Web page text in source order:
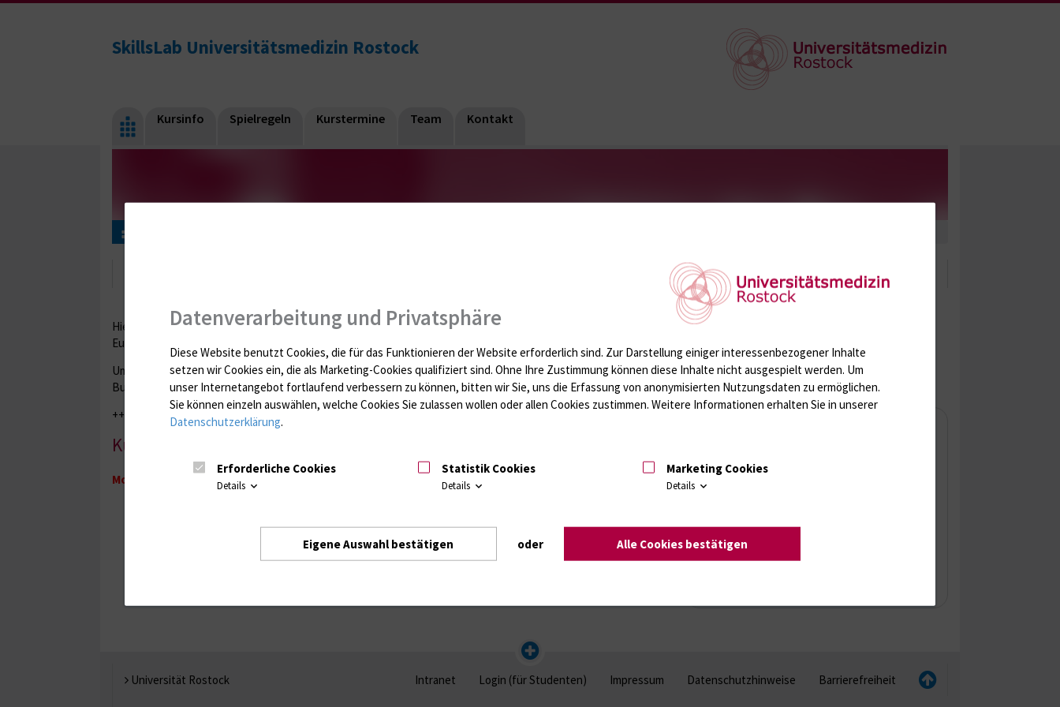
SkillsLab Universitätsmedizin Rostock
Kursinfo Spielregeln Kurstermine Team Kontakt
Hier findet Ihr eine Übersicht unserer aktuellen Kurstermine nach Kursen sortiert. Unter
Euch zu den Inhalten belesen.
Um Euch Euren Kursplatz zu sichern, klickt direkt aufKurstermineoben im Auswahlmenü und nutzt unser
Buchungssystem.
+++ Die Einschreibung erfolgt ab dem
.04.2026 um 18 Uhr für Kursplätze im Sommersemester 2026
Kursliste
Momentan konnten leider keine Veranstaltungen gefunden werden.
Geben Sie Ihren Benutzernamen und Ihr Passwort
ein, um sich an der Website anzumelden
Anmelden
Universität Rostock Intranet Login (für Studenten) Impressum Datenschutzhinweise Barrierefreiheit
Datenverarbeitung und Privatsphäre
Diese Website benutzt Cookies, die für das Funktionieren der Website erforderlich sind. Zur Darstellung einiger interessenbezogener Inhalte
setzen wir Cookies ein, die als Marketing-Cookies qualifiziert sind. Ohne Ihre Zustimmung können diese Inhalte nicht ausgespielt werden. Um
unser Internetangebot fortlaufend verbessern zu können, bitten wir Sie, uns die Erfassung von anonymisierten Nutzungsdaten zu ermöglichen.
Sie können einzeln auswählen, welche Cookies Sie zulassen wollen oder allen Cookies zustimmen. Weitere Informationen erhalten Sie in unserer
Datenschutzerklärung.
Erforderliche Cookies
Details
Statistik Cookies
Details
Marketing Cookies
Details
Eigene Auswahl bestätigen oder Alle Cookies bestätigen